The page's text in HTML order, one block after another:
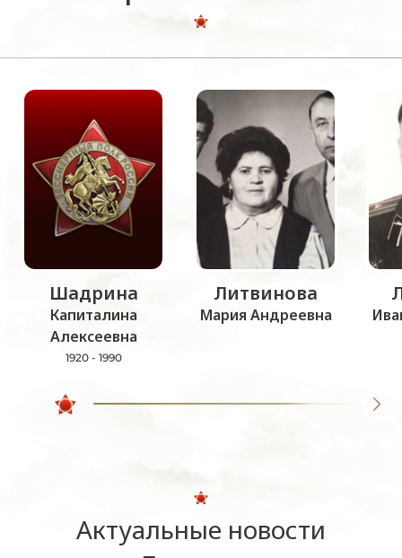
Шадрина
Капиталина
Алексеевна
1920 - 1990
Литвинова
Мария Андреевна
Актуальные новости